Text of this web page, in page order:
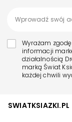
Wyrażam
informacji
działalnością
marką Świat
każdej chwili
SWIATKSIAZKI.PL